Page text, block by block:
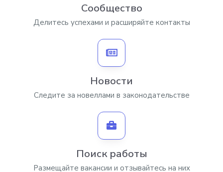
Сообщество
Делитесь успехами и расширяйте контакты
Новости
Следите за новеллами в законодательстве
Поиск работы
Размещайте вакансии и отзывайтесь на них